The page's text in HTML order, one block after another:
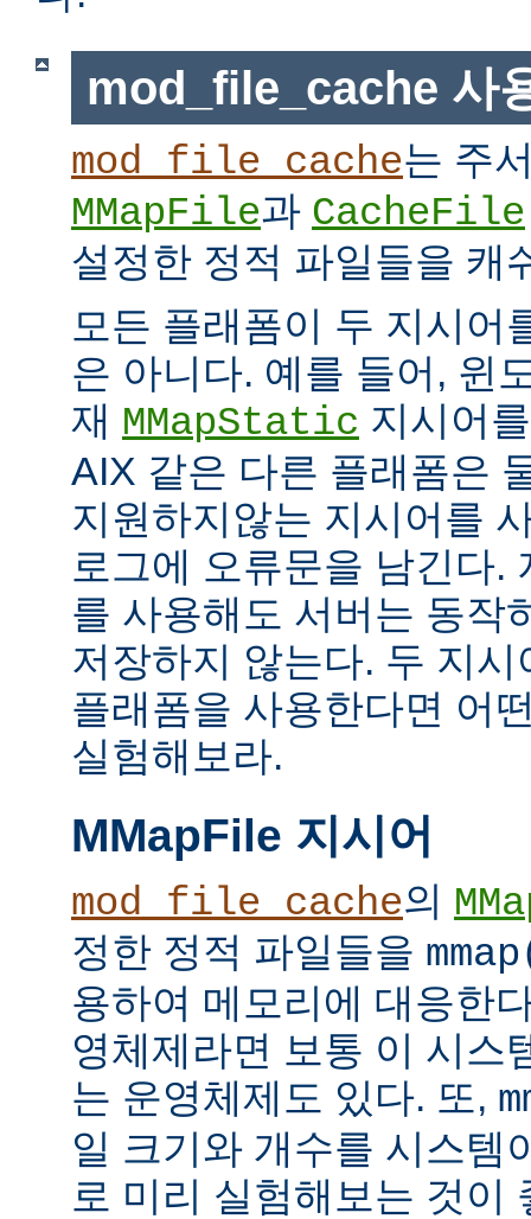
mod_file_cache 사
mod_file_cache는 주
MMapFile과 CacheFile
설정한 정적 파일들을 캐
모든 플래폼이 두 지시어
은 아니다. 예를 들어, 윈
재 MMapStatic 지시어
AIX 같은 다른 플래폼은
지원하지않는 지시어를
로그에 오류문을 남긴다.
를 사용해도 서버는 동작
저장하지 않는다. 두 지
플래폼을 사용한다면 어
실험해보라.
MMapFile 지시어
mod_file_cache의
정한 정적 파일들을
용하여 메모리에 대응한
영체제라면 보통 이 시스
는 운영체제도 있다. 또,
일 크기와 개수를 시스템
로 미리 실험해보는 것이